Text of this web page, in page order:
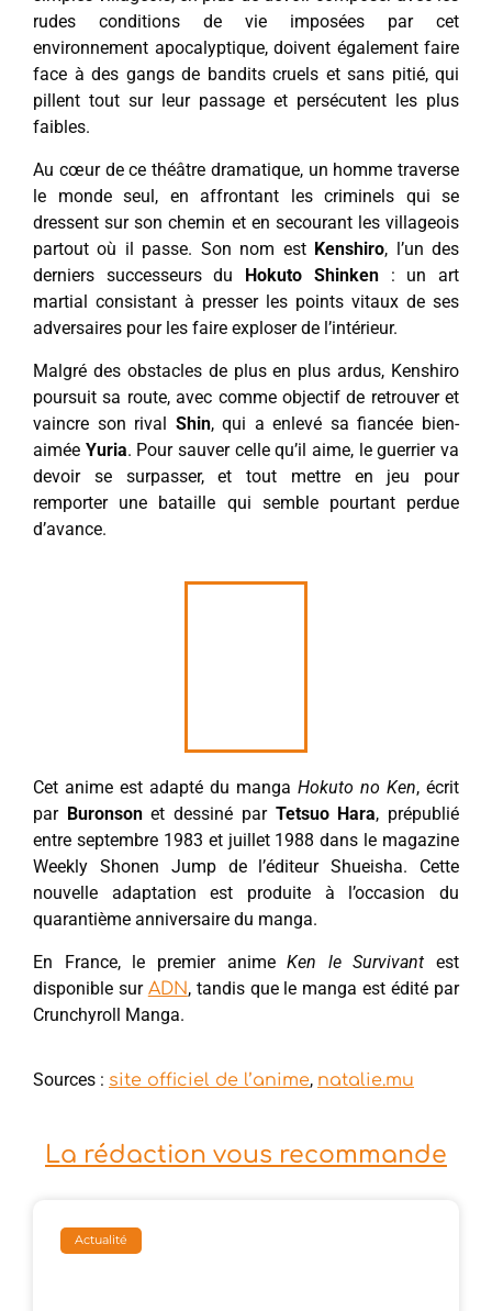
rudes conditions de vie imposées par cet
environnement apocalyptique, doivent également faire
face à des gangs de bandits cruels et sans pitié, qui
pillent tout sur leur passage et persécutent les plus
faibles.
Au cœur de ce théâtre dramatique, un homme traverse
le monde seul, en affrontant les criminels qui se
dressent sur son chemin et en secourant les villageois
partout où il passe. Son nom est Kenshiro, l’un des
derniers successeurs du Hokuto Shinken: un art
martial consistant à presser les points vitaux de ses
adversaires pour les faire exploser de l’intérieur.
Malgré des obstacles de plus en plus ardus, Kenshiro
poursuit sa route, avec comme objectif de retrouver et
vaincre son rival Shin, qui a enlevé sa fiancée bien-
aimée Yuria. Pour sauver celle qu’il aime, le guerrier va
devoir se surpasser, et tout mettre en jeu pour
remporter une bataille qui semble pourtant perdue
d’avance.
Cet anime est adapté du manga Hokuto no Ken, écrit
par Buronsonet dessiné par Tetsuo Hara, prépublié
entre septembre 1983 et juillet 1988 dans le magazine
Weekly Shonen Jump de l’éditeur Shueisha. Cette
nouvelle adaptation est produite à l’occasion du
quarantième anniversaire du manga.
En France, le premier animeKen le Survivant est
disponible sur ADN, tandis que le manga est édité par
Crunchyroll Manga.
Sources : site officiel de l’anime, natalie.mu
La rédaction vous recommande
Actualité